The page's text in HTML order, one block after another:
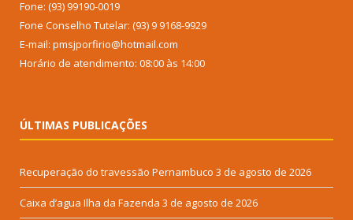
Fone: (93) 99190-0019
Fone Conselho Tutelar: (93) 9 9168-9929
E-mail: pmsjporfirio@hotmail.com
Horário de atendimento: 08:00 às 14:00
ÚLTIMAS PUBLICAÇÕES
Recuperação do travessão Pernambuco 3 de agosto de 2026
Caixa d’agua Ilha da Fazenda 3 de agosto de 2026